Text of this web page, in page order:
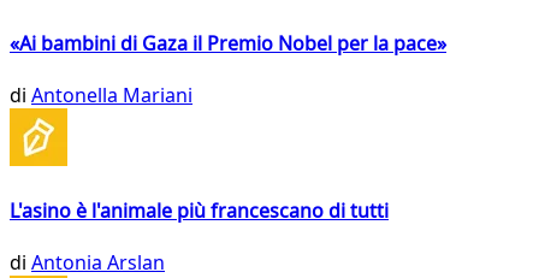
«Ai bambini di Gaza il Premio Nobel per la pace»
di Antonella Mariani
L'asino è l'animale più francescano di tutti
di Antonia Arslan